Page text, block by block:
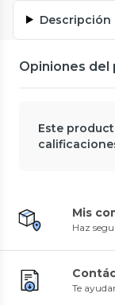
Descripción
Opiniones
Este
Mis
Haz
Te